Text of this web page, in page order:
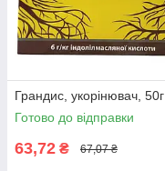
Грандис, укорінювач, 50г
Готово до відправки
63,72 ₴ 67,07 ₴